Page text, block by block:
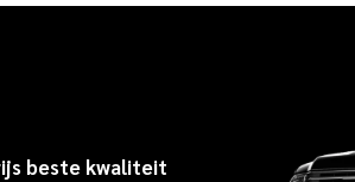
beste kwaliteit